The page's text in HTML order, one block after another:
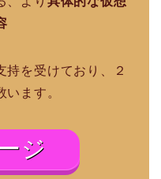
持を受けており、２
ます。
ジ